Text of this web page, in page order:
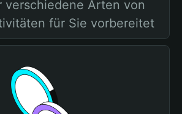
verschiedene Arten von
für Sie vorbereitet